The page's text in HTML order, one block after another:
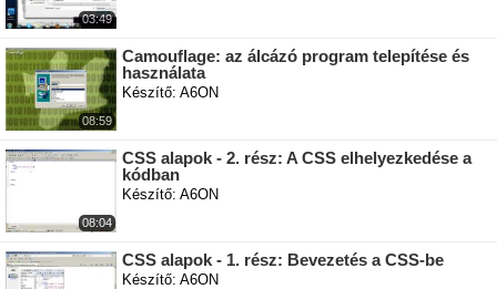
03:49
08:59
Camouflage: az álcázó program telepítése és
használata
Készítő: A6ON
08:04
CSS alapok - 2. rész: A CSS elhelyezkedése a
kódban
Készítő: A6ON
CSS alapok - 1. rész: Bevezetés a CSS-be
Készítő: A6ON